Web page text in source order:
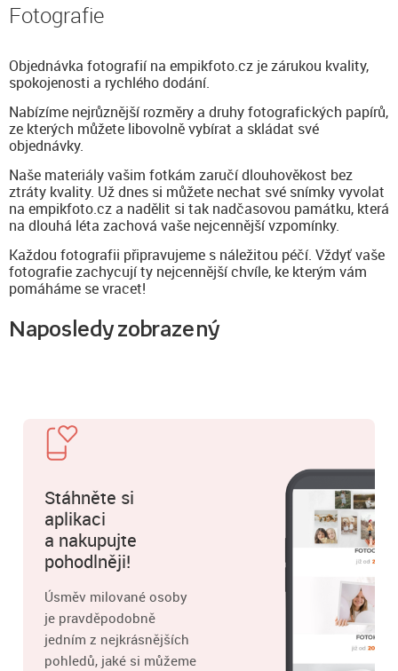
Fotografie
Objednávka fotografií na empikfoto.cz je zárukou kvality,
spokojenosti a rychlého dodání.
Nabízíme nejrůznější rozměry a druhy fotografických papírů,
ze kterých můžete libovolně vybírat a skládat své
objednávky.
Naše materiály vašim fotkám zaručí dlouhověkost bez
ztráty kvality. Už dnes si můžete nechat své snímky vyvolat
na empikfoto.cz a nadělit si tak nadčasovou památku, která
na dlouhá léta zachová vaše nejcennější vzpomínky.
Každou fotografii připravujeme s náležitou péčí. Vždyť vaše
fotografie zachycují ty nejcennější chvíle, ke kterým vám
pomáháme se vracet!
Naposledy zobrazený
Stáhněte si
aplikaci
a nakupujte
pohodlněji!
Úsměv milované osoby
je pravděpodobně
jedním z nejkrásnějších
pohledů, jaké si můžeme